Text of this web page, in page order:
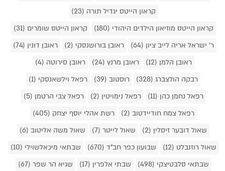
קראון הייטס יגדיל תורה (23)
קראון הייטס מוזיאון הילדים היהודי (180)
קראון הייטס שומרים (31)
ר' ישראל אריה לייב ציון (64)
ראובן בורושנסקי (2)
ראובן דונין (74)
ראובן הלמן (12)
ראובן מרנץ (24)
ראובן סירוטה (4)
רבקה הולצברג (328)
רוסטוב (39)
רפאל וילשאנסקי (1)
רפאל נחמן כהן (11)
רפאל נימויטין (2)
רפאל צבי הרטמן (5)
רפאל צמח חודיידטוב (2)
רשת אהלי יוסף יצחק (405)
שאול דובער זיסלין (2)
שאול לייטר (7)
שאול משה אליטוב (6)
שאול רוזנבלט (12)
שבועון כפר חב"ד (670)
שבתאי מיכאלשוילי (10)
שבתאי סלבטיצקי (498)
שבתי אלפרין (17)
שגיא הר שפר (67)